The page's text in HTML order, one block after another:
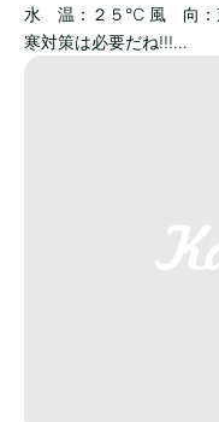
水 温：２５℃ 風 向：
寒対策は必要だね!!!…